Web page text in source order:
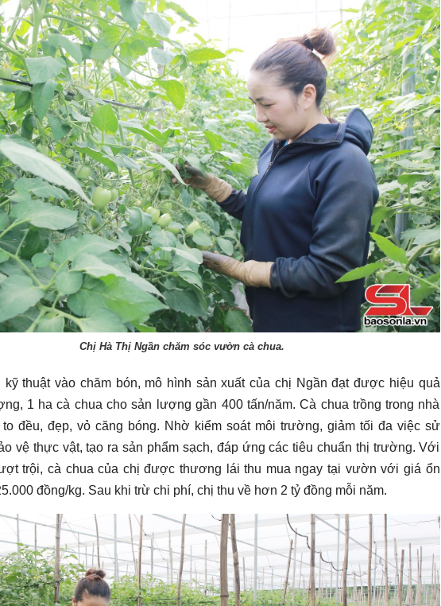
Chị Hà Thị Ngần chăm sóc vườn cà chua.
kỹ thuật vào chăm bón, mô hình sản xuất của chị Ngần đạt được hiệu quả
1 ha cà chua cho sản lượng gần 400 tấn/năm. Cà chua trồng trong nhà
to đều, đẹp, vỏ căng bóng. Nhờ kiểm soát môi trường, giảm tối đa việc sử
vệ thực vật, tạo ra sản phẩm sạch, đáp ứng các tiêu chuẩn thị trường. Với
trội, cà chua của chị được thương lái thu mua ngay tại vườn với giá ổn
đồng/kg. Sau khi trừ chi phí, chị thu về hơn 2 tỷ đồng mỗi năm.